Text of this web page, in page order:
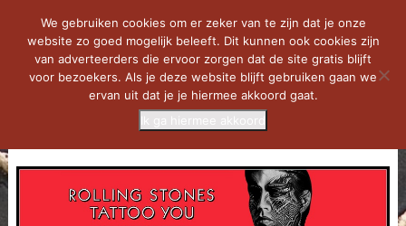
We gebruiken cookies om er zeker van te zijn dat je onze
website zo goed mogelijk beleeft. Dit kunnen ook cookies zijn
van adverteerders die ervoor zorgen dat de site gratis blijft
voor bezoekers. Als je deze website blijft gebruiken gaan we
ervan uit dat je je hiermee akkoord gaat.
Ik ga hiermee akkoord